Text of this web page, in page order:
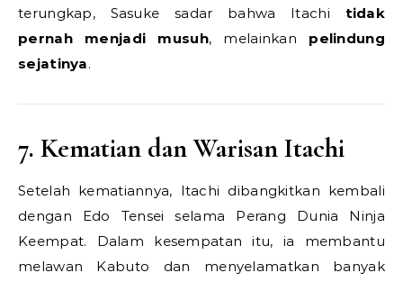
terungkap, Sasuke sadar bahwa Itachi tidak
pernah menjadi musuh, melainkan pelindung
sejatinya.
7. Kematian dan Warisan Itachi
Setelah kematiannya, Itachi dibangkitkan kembali
dengan Edo Tensei selama Perang Dunia Ninja
Keempat. Dalam kesempatan itu, ia membantu
melawan Kabuto dan menyelamatkan banyak